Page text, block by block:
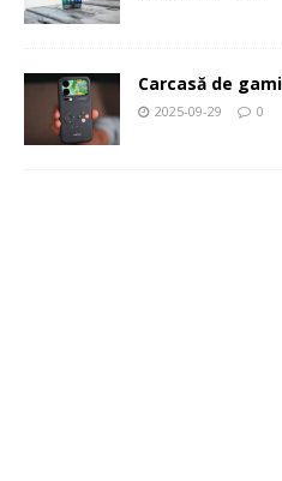
Carcasă de
2025-09-29 0